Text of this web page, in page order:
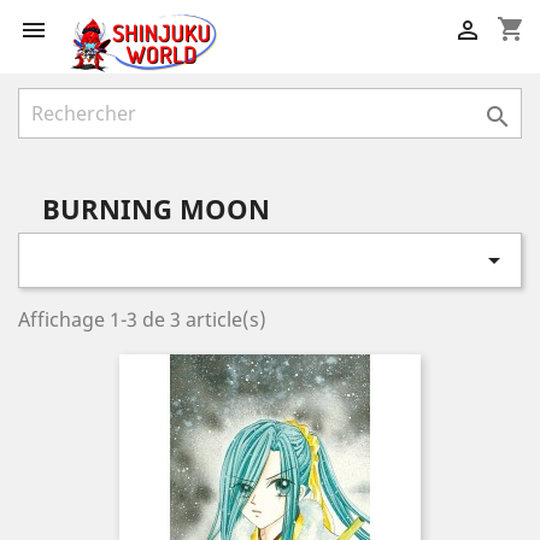
 shopping_cart


BURNING MOON

Affichage 1-3 de 3 article(s)